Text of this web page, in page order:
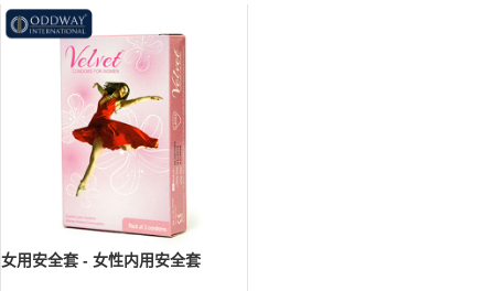
女用安全套 - 女性内用安全套